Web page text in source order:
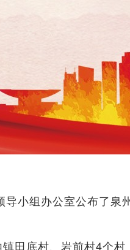
小组办公室公布了
田底村、岩前村4个